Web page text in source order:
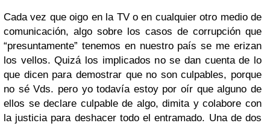
Cada vez que oigo en la TV o en cualquier otro medio de
comunicación, algo sobre los casos de corrupción que
“presuntamente” tenemos en nuestro país se me erizan
los vellos. Quizá los implicados no se dan cuenta de lo
que dicen para demostrar que no son culpables, porque
no sé Vds. pero yo todavía estoy por oír que alguno de
ellos se declare culpable de algo, dimita y colabore con
la justicia para deshacer todo el entramado. Una de dos